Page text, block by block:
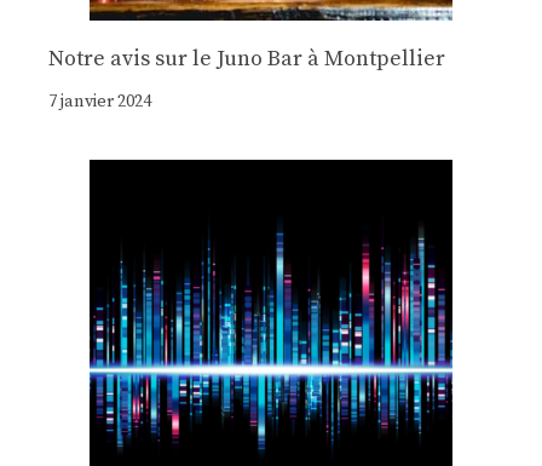
Notre avis sur le Juno Bar à Montpellier
7 janvier 2024